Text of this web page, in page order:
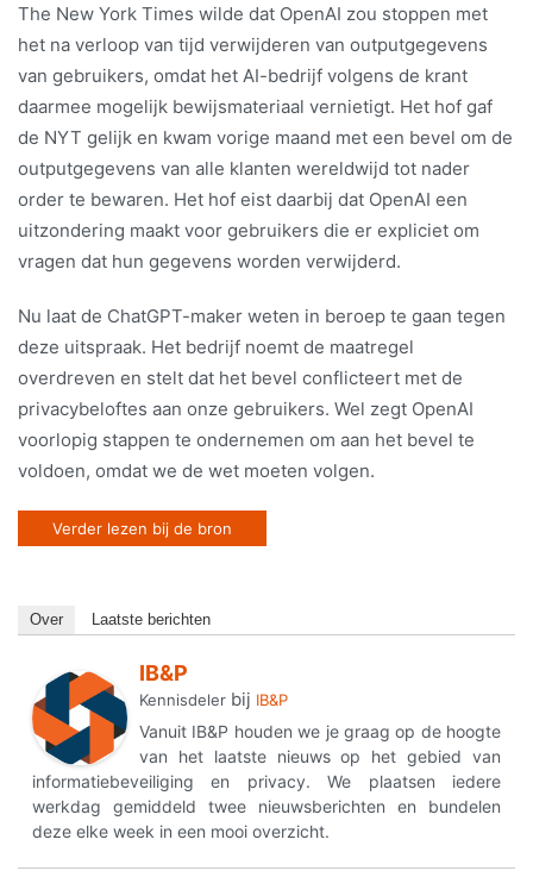
The New York Times wilde dat OpenAI zou stoppen met
het na verloop van tijd verwijderen van outputgegevens
van gebruikers, omdat het AI-bedrijf volgens de krant
daarmee mogelijk bewijsmateriaal vernietigt. Het hof gaf
de NYT gelijk en kwam vorige maand met een bevel om de
outputgegevens van alle klanten wereldwijd tot nader
order te bewaren. Het hof eist daarbij dat OpenAI een
uitzondering maakt voor gebruikers die er expliciet om
vragen dat hun gegevens worden verwijderd.
Nu laat de ChatGPT-maker weten in beroep te gaan tegen
deze uitspraak. Het bedrijf noemt de maatregel
overdreven en stelt dat het bevel conflicteert met de
privacybeloftes aan onze gebruikers. Wel zegt OpenAI
voorlopig stappen te ondernemen om aan het bevel te
voldoen, omdat we de wet moeten volgen.
Verder lezen bij de bron
Over Laatste berichten
IB&P
Kennisdeler bij IB&P
Vanuit IB&P houden we je graag op de hoogte
van het laatste nieuws op het gebied van
informatiebeveiliging en privacy. We plaatsen iedere
werkdag gemiddeld twee nieuwsberichten en bundelen
deze elke week in een mooi overzicht.